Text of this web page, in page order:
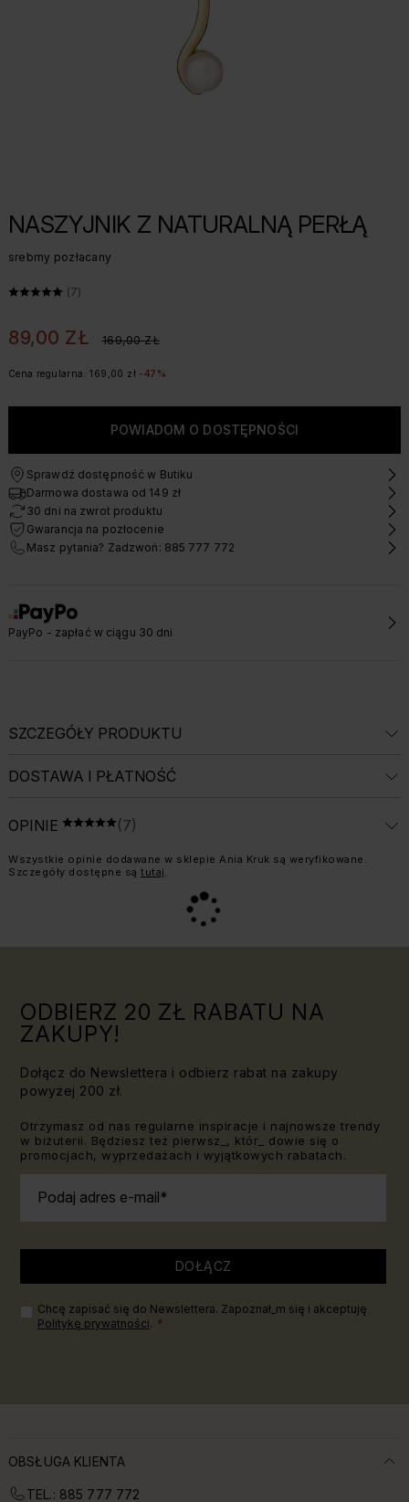
NASZYJNIK Z NATURALNĄ PERŁĄ
srebrny pozłacany
ŚREDNIA OCENA: 5 Z 5, LICZBA OPINII: 7
(7)
89,00 ZŁ 169,00 ZŁ
Cena regularna: 169,00 zł -47%
POWIADOM O DOSTĘPNOŚCI
Sprawdź dostępność w Butiku
Darmowa dostawa od 149 zł
30 dni na zwrot produktu
Gwarancja na pozłocenie
Masz pytania? Zadzwoń: 885 777 772
PayPo - zapłać w ciągu 30 dni
SZCZEGÓŁY PRODUKTU
DOSTAWA I PŁATNOŚĆ
OPINIE OCENA 5 NA 5ŚREDNIA OCENA: 5 Z 5, LICZBA OPINII: 7
(7)
Informacja o weryfikacji opinii:
Wszystkie opinie dodawane w sklepie Ania Kruk są weryfikowane.
Szczegóły dostępne są tutaj .
ODBIERZ 20 ZŁ RABATU NA
ZAKUPY!
Dołącz do Newslettera i odbierz rabat na zakupy
powyżej 200 zł.
Otrzymasz od nas regularne inspiracje i najnowsze trendy
w biżuterii. Będziesz też pierwsz_, któr_ dowie się o
promocjach, wyprzedażach i wyjątkowych rabatach.
Podaj adres e-mail
DOŁĄCZ
Chcę zapisać się do Newslettera. Zapoznał_m się i akceptuję
Politykę prywatności.
OBSŁUGA KLIENTA
TEL.: 885 777 772